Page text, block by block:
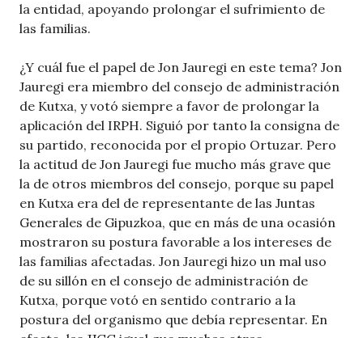
la entidad, apoyando prolongar el sufrimiento de
las familias.
¿Y cuál fue el papel de Jon Jauregi en este tema? Jon
Jauregi era miembro del consejo de administración
de Kutxa, y votó siempre a favor de prolongar la
aplicación del IRPH. Siguió por tanto la consigna de
su partido, reconocida por el propio Ortuzar. Pero
la actitud de Jon Jauregi fue mucho más grave que
la de otros miembros del consejo, porque su papel
en Kutxa era del de representante de las Juntas
Generales de Gipuzkoa, que en más de una ocasión
mostraron su postura favorable a los intereses de
las familias afectadas. Jon Jauregi hizo un mal uso
de su sillón en el consejo de administración de
Kutxa, porque votó en sentido contrario a la
postura del organismo que debía representar. En